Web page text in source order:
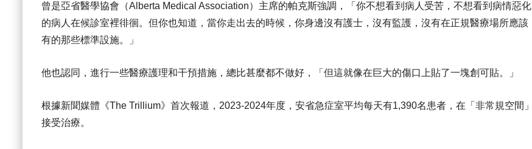
曾是亞省醫學協會（Alberta Medical Association）主席的帕克斯強調，「你不想看到病人受苦，不想看到病情惡化
的病人在候診室裡徘徊。但你也知道，當你走出去的時候，你身邊沒有護士，沒有監護，沒有在正規醫療場所應該
有的那些標準設施。」
他也認同，進行一些醫療護理和干預措施，總比甚麼都不做好，「但這就像在巨大的傷口上貼了一塊創可貼。」
根據新聞媒體《The Trillium》首次報道，2023-2024年度，安省急症室平均每天有1,390名患者，在「非常規空間」
接受治療。